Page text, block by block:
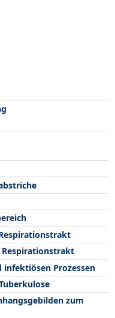
infektiösen Prozessen
zum